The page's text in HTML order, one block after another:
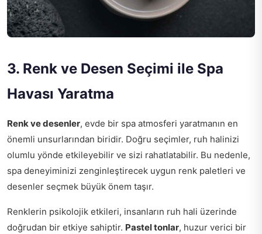
3. Renk ve Desen Seçimi ile Spa
Havası Yaratma
Renk ve desenler, evde bir spa atmosferi yaratmanın en
önemli unsurlarından biridir. Doğru seçimler, ruh halinizi
olumlu yönde etkileyebilir ve sizi rahatlatabilir. Bu nedenle,
spa deneyiminizi zenginleştirecek uygun renk paletleri ve
desenler seçmek büyük önem taşır.
Renklerin psikolojik etkileri, insanların ruh hali üzerinde
doğrudan bir etkiye sahiptir. Pastel tonlar, huzur verici bir